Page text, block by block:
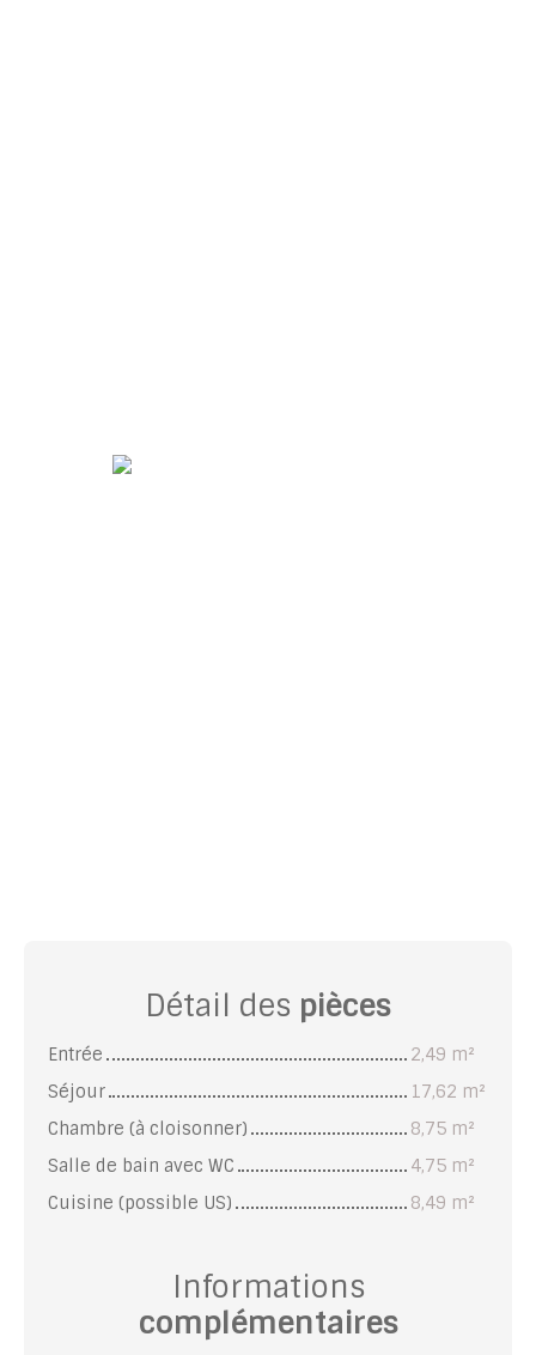
Détail des pièces
Entrée
2,49 m²
Séjour
17,62 m²
Chambre (à cloisonner)
8,75 m²
Salle de bain avec WC
4,75 m²
Cuisine (possible US)
8,49 m²
Informations
complémentaires